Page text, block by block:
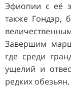
Эфиопии с её
также Гондэр,
Завершим
где среди
ущелий и
редких